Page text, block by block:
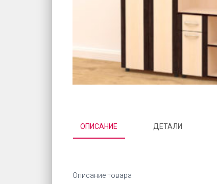
ОПИСАНИЕ ДЕТАЛИ
Описание товара